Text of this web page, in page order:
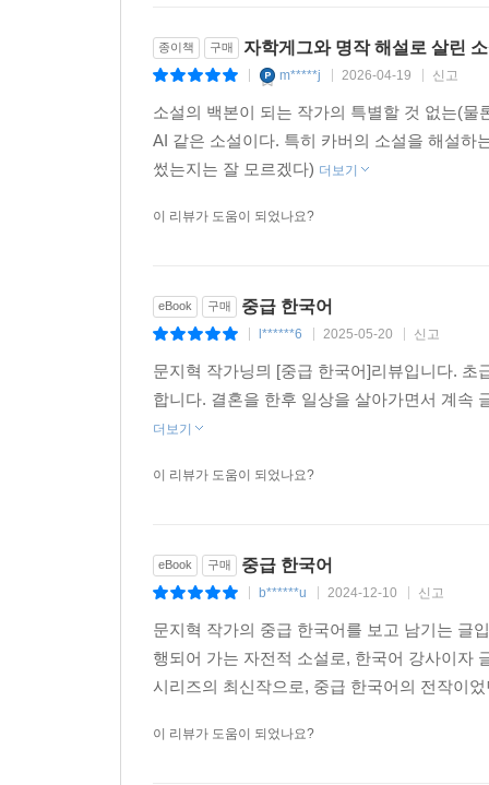
종이책 구매 자학게그와 명작 해설로 살린
m*****j 2026-04-19 신고
소설의 백본이 되는 작가의 특별할 것 없는(
AI 같은 소설이다. 특히 카버의 소설을 해설하
썼는지는 잘 모르겠다) 더보기
이 리뷰가 도움이 되었나요?
eBook 구매 중급 한국어
l******6 2025-05-20 신고
문지혁 작가닝믜 [중급 한국어]리뷰입니다.
합니다. 결혼을 한후 일상을 살아가면서 계속
더보기
이 리뷰가 도움이 되었나요?
eBook 구매 중급 한국어
b******u 2024-12-10 신고
문지혁 작가의 중급 한국어를 보고 남기는 글
행되어 가는 자전적 소설로, 한국어 강사이자
시리즈의 최신작으로, 중급 한국어의 전작이
이 리뷰가 도움이 되었나요?